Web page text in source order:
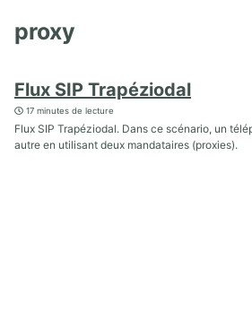
proxy
Flux SIP Trapéziodal
17 minutes de lecture
Flux SIP Trapéziodal. Dans ce scénario, un
autre en utilisant deux mandataires (proxies).